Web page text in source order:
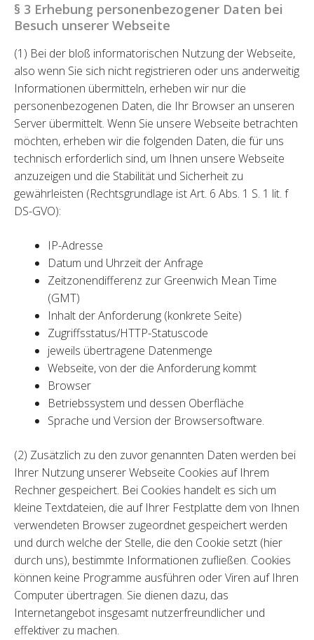
§ 3 Erhebung personenbezogener Daten bei
Besuch unserer Webseite
(1) Bei der bloß informatorischen Nutzung der Webseite,
also wenn Sie sich nicht registrieren oder uns anderweitig
Informationen übermitteln, erheben wir nur die
personenbezogenen Daten, die Ihr Browser an unseren
Server übermittelt. Wenn Sie unsere Webseite betrachten
möchten, erheben wir die folgenden Daten, die für uns
technisch erforderlich sind, um Ihnen unsere Webseite
anzuzeigen und die Stabilität und Sicherheit zu
gewährleisten (Rechtsgrundlage ist Art. 6 Abs. 1 S. 1 lit. f
DS-GVO):
IP-Adresse
Datum und Uhrzeit der Anfrage
Zeitzonendifferenz zur Greenwich Mean Time
(GMT)
Inhalt der Anforderung (konkrete Seite)
Zugriffsstatus/HTTP-Statuscode
jeweils übertragene Datenmenge
Webseite, von der die Anforderung kommt
Browser
Betriebssystem und dessen Oberfläche
Sprache und Version der Browsersoftware.
(2) Zusätzlich zu den zuvor genannten Daten werden bei
Ihrer Nutzung unserer Webseite Cookies auf Ihrem
Rechner gespeichert. Bei Cookies handelt es sich um
kleine Textdateien, die auf Ihrer Festplatte dem von Ihnen
verwendeten Browser zugeordnet gespeichert werden
und durch welche der Stelle, die den Cookie setzt (hier
durch uns), bestimmte Informationen zufließen. Cookies
können keine Programme ausführen oder Viren auf Ihren
Computer übertragen. Sie dienen dazu, das
Internetangebot insgesamt nutzerfreundlicher und
effektiver zu machen.